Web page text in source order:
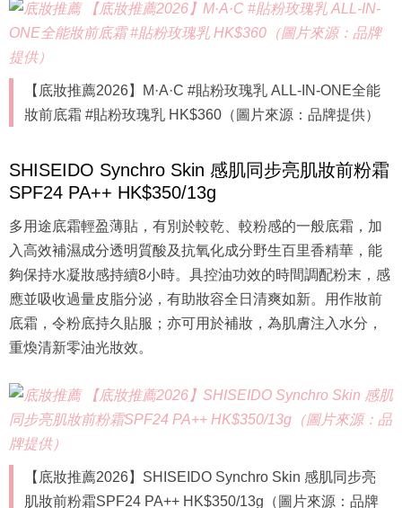
【底妝推薦2026】M·A·C #貼粉玫瑰乳 ALL-IN-ONE全能
妝前底霜 #貼粉玫瑰乳 HK$360（圖片來源：品牌提供）
SHISEIDO Synchro Skin 感肌同步亮肌妝前粉霜
SPF24 PA++ HK$350/13g
多用途底霜輕盈薄貼，有別於較乾、較粉感的一般底霜，加
入高效補濕成分透明質酸及抗氧化成分野生百里香精華，能
夠保持水凝妝感持續8小時。具控油功效的時間調配粉末，感
應並吸收過量皮脂分泌，有助妝容全日清爽如新。用作妝前
底霜，令粉底持久貼服；亦可用於補妝，為肌膚注入水分，
重煥清新零油光妝效。
【底妝推薦2026】SHISEIDO Synchro Skin 感肌同步亮
肌妝前粉霜SPF24 PA++ HK$350/13g（圖片來源：品牌